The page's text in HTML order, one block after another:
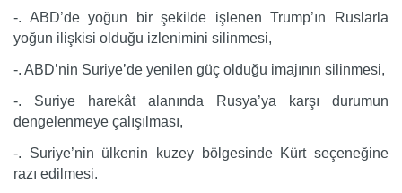
-. ABD’de yoğun bir şekilde işlenen Trump’ın Ruslarla
yoğun ilişkisi olduğu izlenimini silinmesi,
-. ABD’nin Suriye’de yenilen güç olduğu imajının silinmesi,
-. Suriye harekât alanında Rusya’ya karşı durumun
dengelenmeye çalışılması,
-. Suriye’nin ülkenin kuzey bölgesinde Kürt seçeneğine
razı edilmesi.